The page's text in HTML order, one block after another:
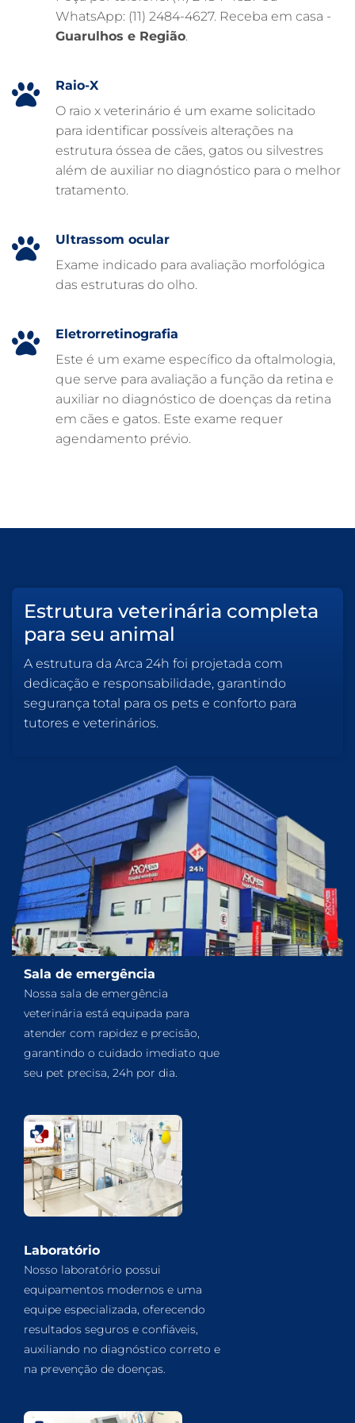
FARMÁCIA VETERINÁRIA 24H
EMERGÊNCIA VETERINÁRIA
EMERGÊNCIA PARA PETS
CUIDADOS INTENSIVOS EM ANIMAIS
CLÍNICA VETERINÁRIA ARCA
CLÍNICA VETERINÁRIA 24 HORAS
ATENDIMENTO VETERINÁRIO
WhatsApp: (11) 2484-4627. Receba em casa -
Guarulhos e Região.
Raio-X
O raio x veterinário é um exame solicitado
para identificar possíveis alterações na
estrutura óssea de cães, gatos ou silvestres
além de auxiliar no diagnóstico para o melhor
tratamento.
Ultrassom ocular
Exame indicado para avaliação morfológica
das estruturas do olho.
Eletrorretinografia
Este é um exame específico da oftalmologia,
que serve para avaliação a função da retina e
auxiliar no diagnóstico de doenças da retina
em cães e gatos. Este exame requer
agendamento prévio.
Estrutura veterinária completa
para seu animal
A estrutura da Arca 24h foi projetada com
dedicação e responsabilidade, garantindo
segurança total para os pets e conforto para
tutores e veterinários.
Sala de emergência
Nossa sala de emergência
veterinária está equipada para
atender com rapidez e precisão,
garantindo o cuidado imediato que
seu pet precisa, 24h por dia.
Laboratório
Nosso laboratório possui
equipamentos modernos e uma
equipe especializada, oferecendo
resultados seguros e confiáveis,
auxiliando no diagnóstico correto e
na prevenção de doenças.